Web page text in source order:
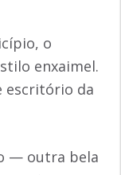
o
enxaimel.
escritório da
— outra bela